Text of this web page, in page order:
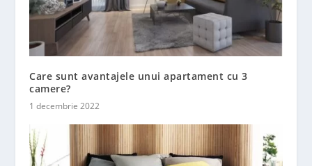
Care sunt avantajele unui apartament cu 3
camere?
1 decembrie 2022